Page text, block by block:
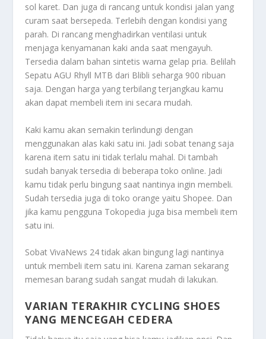
sol karet. Dan juga di rancang untuk kondisi jalan yang
curam saat bersepeda. Terlebih dengan kondisi yang
parah. Di rancang menghadirkan ventilasi untuk
menjaga kenyamanan kaki anda saat mengayuh.
Tersedia dalam bahan sintetis warna gelap pria. Belilah
Sepatu AGU Rhyll MTB dari Blibli seharga 900 ribuan
saja. Dengan harga yang terbilang terjangkau kamu
akan dapat membeli item ini secara mudah.
Kaki kamu akan semakin terlindungi dengan
menggunakan alas kaki satu ini. Jadi sobat tenang saja
karena item satu ini tidak terlalu mahal. Di tambah
sudah banyak tersedia di beberapa toko online. Jadi
kamu tidak perlu bingung saat nantinya ingin membeli.
Sudah tersedia juga di toko orange yaitu Shopee. Dan
jika kamu pengguna Tokopedia juga bisa membeli item
satu ini.
Sobat VivaNews 24 tidak akan bingung lagi nantinya
untuk membeli item satu ini. Karena zaman sekarang
memesan barang sudah sangat mudah di lakukan.
VARIAN TERAKHIR CYCLING SHOES
YANG MENCEGAH CEDERA